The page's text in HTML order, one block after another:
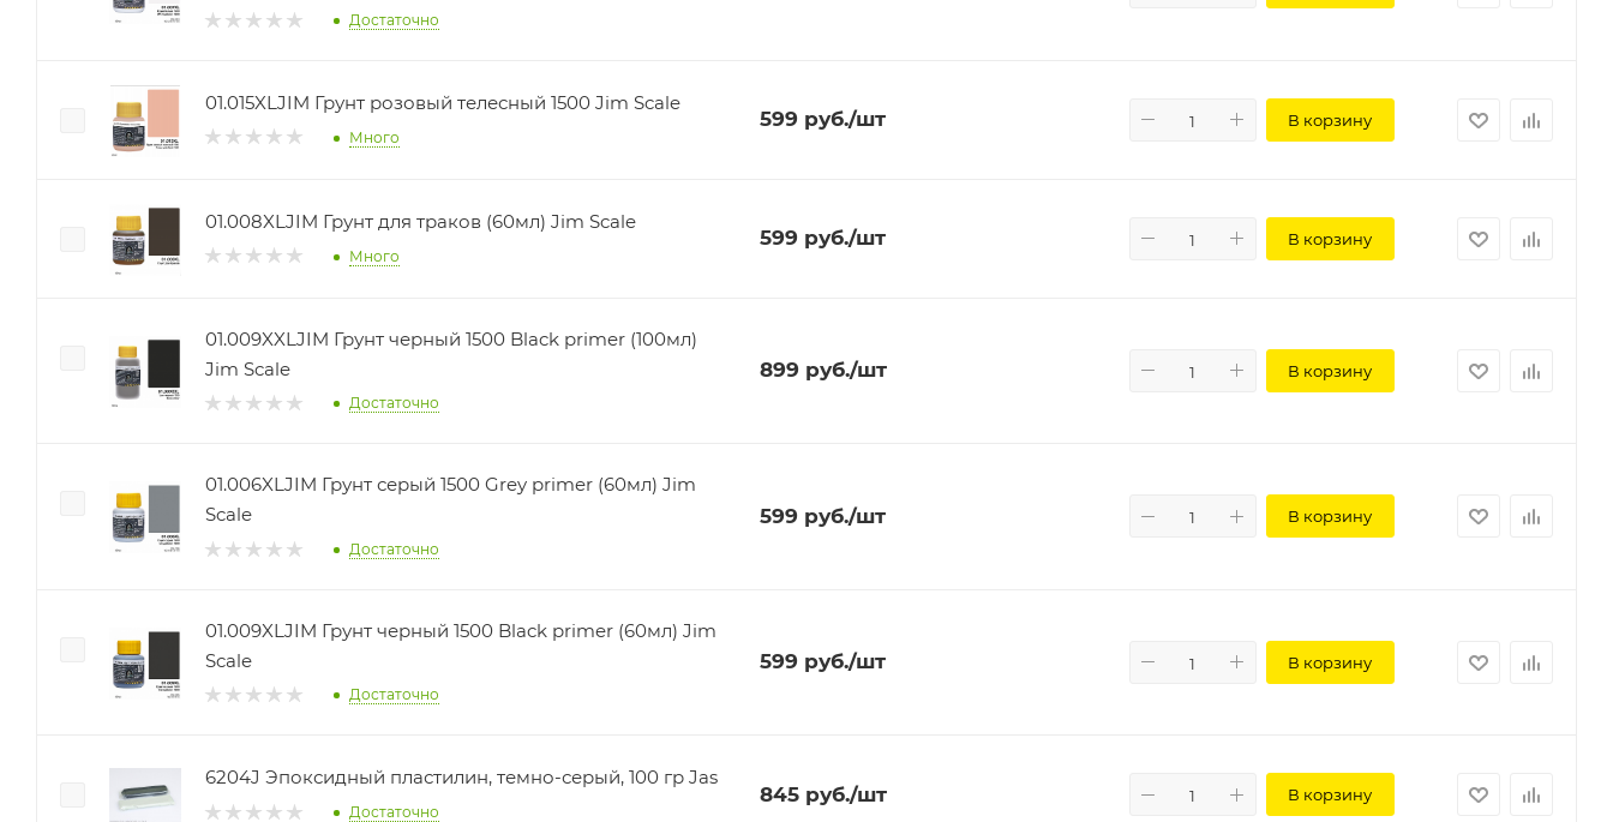
Достаточно
01.015XLJIM Грунт розовый телесный 1500 Jim Scale
Много
599руб./шт В корзину
01.008XLJIM Грунт для траков (60мл) Jim Scale
Много
599руб./шт В корзину
01.009XXLJIM Грунт черный 1500 Black primer (100мл)
Jim Scale
Достаточно
899руб./шт В корзину
01.006XLJIM Грунт серый 1500 Grey primer (60мл) Jim
Scale
Достаточно
599руб./шт В корзину
01.009XLJIM Грунт черный 1500 Black primer (60мл) Jim
Scale
Достаточно
599руб./шт В корзину
6204J Эпоксидный пластилин, темно-серый, 100 гр Jas
Достаточно
845руб./шт В корзину